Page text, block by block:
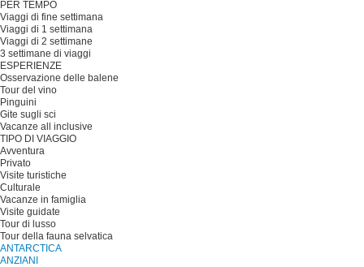
PER TEMPO
Viaggi di fine settimana
Viaggi di 1 settimana
Viaggi di 2 settimane
3 settimane di viaggi
ESPERIENZE
Osservazione delle balene
Tour del vino
Pinguini
Gite sugli sci
Vacanze all inclusive
TIPO DI VIAGGIO
Avventura
Privato
Visite turistiche
Culturale
Vacanze in famiglia
Visite guidate
Tour di lusso
Tour della fauna selvatica
ANTARCTICA
ANZIANI